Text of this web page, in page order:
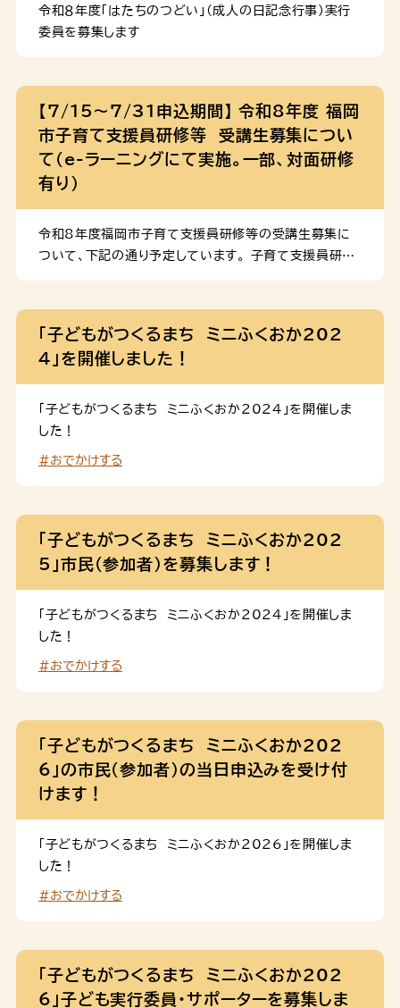
令和８年度「はたちのつどい」(成人の日記念行事)実行
委員を募集します
【7/15～7/31申込期間】 令和8年度 福岡
市子育て支援員研修等 受講生募集につい
て（e-ラーニングにて実施。一部、対面研修
有り）
令和8年度福岡市子育て支援員研修等の受講生募集に
ついて、下記の通り予定しています。 子育て支援員研修
は任意参加 ①心肺蘇生は、10月14日（水曜日）、10月
16日（金曜日）、10月20日（火曜日）、10月26日（月曜
日）、10月30日（金曜日）のうち１回（２時間程度） ②グ
ループ討議は、11月20日（金曜日）、11月25日（水曜
日）、12月2日（水曜日）のうち１回（２時間程度） ③事前
曜日）に実施①②③の会場は、いずれも福岡市中央区天
グ受講期間】9月11日(金曜日）～11月10日（火曜日）の
間。パソコンやスマートフォ […]
「子どもがつくるまち ミニふくおか202
4」を開催しました！
「子どもがつくるまち ミニふくおか2024」を開催しま
した！
#おでかけする
「子どもがつくるまち ミニふくおか202
5」市民（参加者）を募集します！
「子どもがつくるまち ミニふくおか2024」を開催しま
した！
#おでかけする
「子どもがつくるまち ミニふくおか202
6」の市民（参加者）の当日申込みを受け付
けます！
「子どもがつくるまち ミニふくおか2026」を開催しま
した！
#おでかけする
「子どもがつくるまち ミニふくおか202
6」子ども実行委員・サポーターを募集しま